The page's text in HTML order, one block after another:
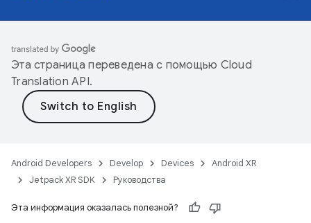
Эта страница переведена с помощью Cloud
Translation API.
Android Developers Develop Devices
Android XR
Jetpack XR SDK
Руководства
Эта информация оказалась полезной?